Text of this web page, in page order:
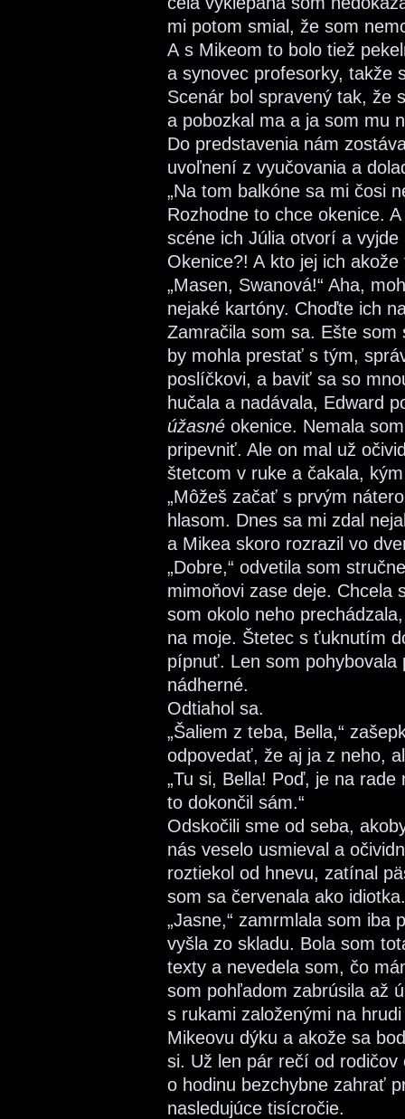
mi potom smial, že som
A s Mikeom to bolo tiež
a synovec profesorky, takže
Scenár bol spravený tak, že
a pobozkal ma a ja som mu
Do predstavenia nám
uvoľnení z vyučovania a
„Na tom balkóne sa mi čosi
Rozhodne to chce okenice.
scéne ich Júlia otvorí a vyjde
Okenice?! A kto jej ich
„Masen, Swanová!“ Aha,
nejaké kartóny. Choďte ich
Zamračila som sa. Ešte
by mohla prestať s tým,
poslíčkovi, a baviť sa so
hučala a nadávala, Edward
úžasné okenice. Nemala
pripevniť. Ale on mal už
štetcom v ruke a čakala,
„Môžeš začať s prvým
hlasom. Dnes sa mi zdal
a Mikea skoro rozrazil vo
„Dobre,“ odvetila som
mimoňovi zase deje. Chcela
som okolo neho
na moje. Štetec s ťuknutím
pípnuť. Len som pohybovala
nádherné.
Odtiahol sa.
„Šaliem z teba, Bella,“
odpovedať, že aj ja z neho,
„Tu si, Bella! Poď, je na
to dokončil sám.“
Odskočili sme od seba,
nás veselo usmieval a
roztiekol od hnevu, zatínal
som sa červenala ako idiotka.
„Jasne,“ zamrmlala som iba
vyšla zo skladu. Bola som
texty a nevedela som, čo
som pohľadom zabrúsila až
s rukami založenými na
Mikeovu dýku a akože sa
si. Už len pár rečí od rodičov
o hodinu bezchybne zahrať
nasledujúce tisícročie.